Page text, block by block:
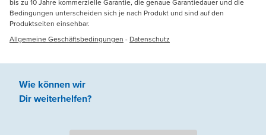
bis zu 10 Jahre kommerzielle Garantie, die genaue Garantiedauer und die
Bedingungen unterscheiden sich je nach Produkt und sind auf den
Produktseiten einsehbar.
Allgemeine Geschäftsbedingungen - Datenschutz
Wie können wir
Dir weiterhelfen?